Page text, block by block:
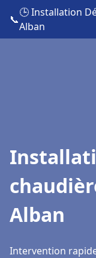
📞
🕒 Installation
Alban
Alban
Intervention